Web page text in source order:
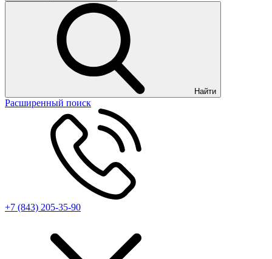
Найти
Расширенный поиск
+7 (843) 205-35-90